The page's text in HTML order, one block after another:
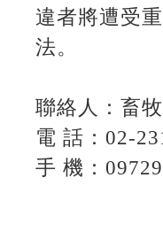
違者將遭受
法。
聯絡人：畜
電 話：02-
手 機：